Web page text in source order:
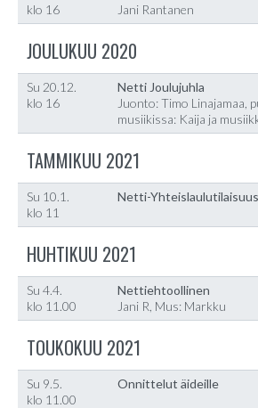
klo 16
Jani Rantanen
JOULUKUU 2020
Su 20.12.
klo 16
Netti Joulujuhla
Juonto: Timo Linajamaa,
musiikissa: Kaija ja
TAMMIKUU 2021
Su 10.1.
klo 11
Netti-Yhteislaulutilaisuus
HUHTIKUU 2021
Su 4.4.
klo 11.00
Nettiehtoollinen
Jani R, Mus: Markku
TOUKOKUU 2021
Su 9.5.
klo 11.00
Onnittelut äideille